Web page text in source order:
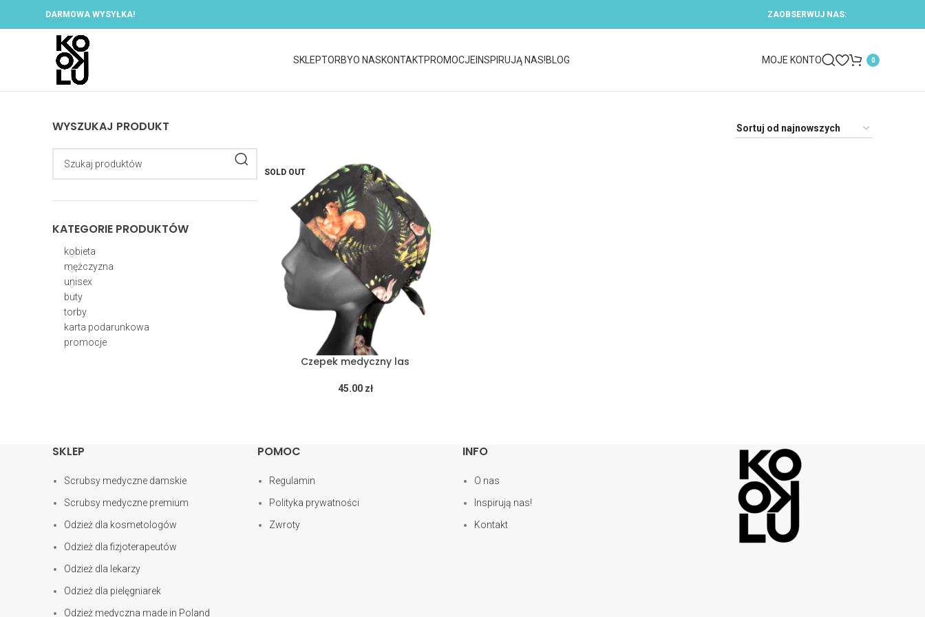
DARMOWA WYSYŁKA! ZAOBSERWUJ NAS:
SKLEPTORBYO NASKONTAKTPROMOCJE INSPIRUJĄ NAS!BLOG MOJE KONTO 0
WYSZUKAJ PRODUKT
KATEGORIE PRODUKTÓW
kobieta
mężczyzna
unisex
buty
torby
karta podarunkowa
promocje
SOLD OUT
Czepek medyczny las
45.00 zł
SKLEP
Scrubsy medyczne damskie
Scrubsy medyczne premium
Odzież dla kosmetologów
Odzież dla fizjoterapeutów
Odzież dla lekarzy
Odzież dla pielęgniarek
Odzież medyczna made in Poland
POMOC
Regulamin
Polityka prywatności
Zwroty
INFO
O nas
Inspirują nas!
Kontakt